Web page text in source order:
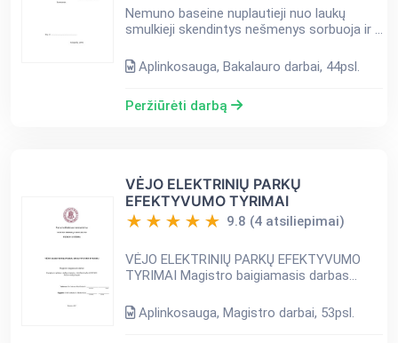
Nemuno baseine nuplautieji nuo laukų
smulkieji skendintys nešmenys sorbuoja ir į
biogeninių medžiagų ir sunkiųjų metalų
kiekius Šios medžiagos yr...
Aplinkosauga, Bakalauro darbai, 44psl.
Peržiūrėti darbą
VĖJO ELEKTRINIŲ PARKŲ
EFEKTYVUMO TYRIMAI
9.8 (4 atsiliepimai)
VĖJO ELEKTRINIŲ PARKŲ EFEKTYVUMO
TYRIMAI Magistro baigiamasis darbas
SĄRAŠAS 5 LENTELIŲ SĄRAŠAS 6 ĮVADAS
7 1. LITERATŪROS ANALIZĖ 9 1.1. Vėjo
Aplinkosauga, Magistro darbai, 53psl.